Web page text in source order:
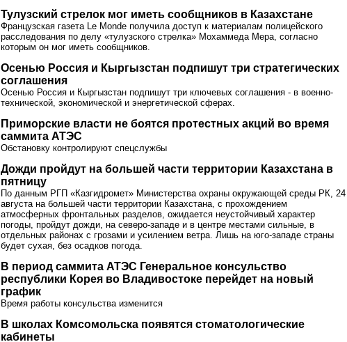
Тулузский стрелок мог иметь сообщников в Казахстане
Французская газета Le Monde получила доступ к материалам полицейского
расследования по делу «тулузского стрелка» Мохаммеда Мера, согласно
которым он мог иметь сообщников.
Осенью Россия и Кыргызстан подпишут три стратегических
соглашения
Осенью Россия и Кыргызстан подпишут три ключевых соглашения - в военно-
технической, экономической и энергетической сферах.
Приморские власти не боятся протестных акций во время
саммита АТЭС
Обстановку контролируют спецслужбы
Дожди пройдут на большей части территории Казахстана в
пятницу
По данным РГП «Казгидромет» Министерства охраны окружающей среды РК, 24
августа на большей части территории Казахстана, с прохождением
атмосферных фронтальных разделов, ожидается неустойчивый характер
погоды, пройдут дожди, на северо-западе и в центре местами сильные, в
отдельных районах с грозами и усилением ветра. Лишь на юго-западе страны
будет сухая, без осадков погода.
В период саммита АТЭС Генеральное консульство
республики Корея во Владивостоке перейдет на новый
график
Время работы консульства изменится
В школах Комсомольска появятся стоматологические
кабинеты